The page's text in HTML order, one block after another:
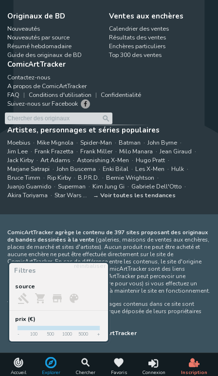
Accueil Explorer Chercher Favoris Connexion Inscription
Filtres
réinitialiser
source
prix (€)
- 100 500 1000 5000 +
Originaux de BD
Nouveautés
Nouveautés par source
Résumé hebdomadaire
Guide des originaux de BD
Ventes aux enchères
Calendrier des ventes
Résultats des ventes
Enchères particuliers
Top 300 des ventes
ComicArtTracker
Contactez-nous
A propos de ComicArtTracker
FAQ
Conditions d'utilisation
Confidentialité
Suivez-nous sur Facebook
Artistes, personnages et séries populaires
Moebius Mike Mignola Spider-Man Batman
John Byrne
Jim Lee
Frank Frazetta Frank Miller Milo Manara
Jean Giraud
Jack Kirby
Art Adams Astonishing X-Men
Hugo Pratt
Marjane Satrapi
John Buscema Enki Bilal Les X-Men
Hulk
Bruce Timm
Rip Kirby B.P.R.D.
Bernie Wrightson
Juanjo Guarnido
Superman Kim Jung Gi
Gabriele Dell'Otto
Akira Toriyama
Star Wars Voir toutes les tendances
ComicArtTracker agrège le contenu de 397 sites proposant des originaux
de bandes dessinées à la vente (galeries, maisons de ventes aux enchères,
places de marché et sites d'artistes). Aucun produit ne peut être acheté et
aucune enchère ne peut être effectuée directement sur le site de
ComicArtTracker. En cas de différence entre les contenus, le site d'origine
prévaut toujours. Certains liens sur ComicArtTracker sont des liens
d’affiliation, ce qui signifie que ComicArtTracker peut percevoir une
commission (sans coût supplémentaire pour vous) si vous effectuez un
achat via ces liens — ce qui nous aide à maintenir le site en fonctionnement.
Toutes les images et tous les personnages contenus dans ce site sont
protégés par le droit d'auteur et la marque déposée de leurs propriétaires
respectifs.
©ComicArtTracker